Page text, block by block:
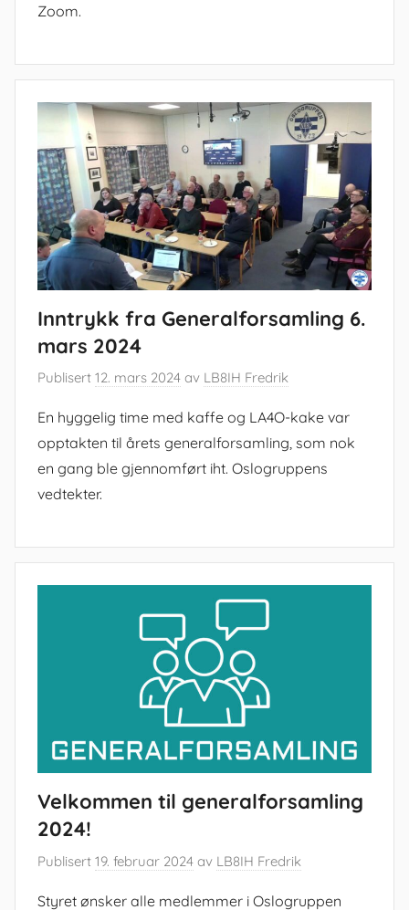
Zoom.
Inntrykk fra Generalforsamling 6.
mars 2024
Publisert 12. mars 2024 av LB8IH Fredrik
En hyggelig time med kaffe og LA4O-kake var
opptakten til årets generalforsamling, som nok
en gang ble gjennomført iht. Oslogruppens
vedtekter.
Velkommen til generalforsamling
2024!
Publisert 19. februar 2024 av LB8IH Fredrik
Styret ønsker alle medlemmer i Oslogruppen